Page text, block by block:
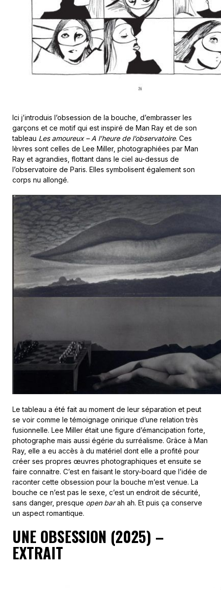
Ici j’introduis l’obsession de la bouche, d’embrasser les
garçons et ce motif qui est inspiré de Man Ray et de son
tableau Les amoureux – A l’heure de l’observatoire. Ces
lèvres sont celles de Lee Miller, photographiées par Man
Ray et agrandies, flottant dans le ciel au-dessus de
l’observatoire de Paris. Elles symbolisent également son
corps nu allongé.
Le tableau a été fait au moment de leur séparation et peut
se voir comme le témoignage onirique d’une relation très
fusionnelle. Lee Miller était une figure d’émancipation forte,
photographe mais aussi égérie du surréalisme. Grâce à Man
Ray, elle a eu accès à du matériel dont elle a profité pour
créer ses propres œuvres photographiques et ensuite se
faire connaitre. C’est en faisant le story-board que l’idée de
raconter cette obsession pour la bouche m’est venue. La
bouche ce n’est pas le sexe, c’est un endroit de sécurité,
sans danger, presque open barah ah. Et puis ça conserve
un aspect romantique.
UNE OBSESSION (2025) –
EXTRAIT